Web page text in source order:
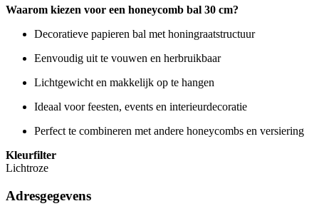
Waarom kiezen voor een honeycomb bal 30 cm?
Decoratieve papieren bal met honingraatstructuur
Eenvoudig uit te vouwen en herbruikbaar
Lichtgewicht en makkelijk op te hangen
Ideaal voor feesten, events en interieurdecoratie
Perfect te combineren met andere honeycombs en versiering
Kleurfilter
Lichtroze
Adresgegevens